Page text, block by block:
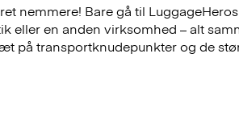
nemmere! Bare gå til
eller en anden virksomhed – alt
på transportknudepunkter og de